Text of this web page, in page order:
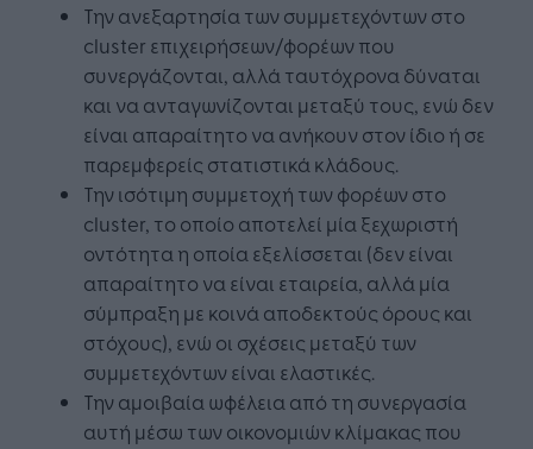
Την ανεξαρτησία των συμμετεχόντων στο
cluster επιχειρήσεων/φορέων που
συνεργάζονται, αλλά ταυτόχρονα δύναται
και να ανταγωνίζονται μεταξύ τους, ενώ δεν
είναι απαραίτητο να ανήκουν στον ίδιο ή σε
παρεμφερείς στατιστικά κλάδους.
Την ισότιμη συμμετοχή των φορέων στο
cluster, το οποίο αποτελεί μία ξεχωριστή
οντότητα η οποία εξελίσσεται (δεν είναι
απαραίτητο να είναι εταιρεία, αλλά μία
σύμπραξη με κοινά αποδεκτούς όρους και
στόχους), ενώ οι σχέσεις μεταξύ των
συμμετεχόντων είναι ελαστικές.
Την αμοιβαία ωφέλεια από τη συνεργασία
αυτή μέσω των οικονομιών κλίμακας που